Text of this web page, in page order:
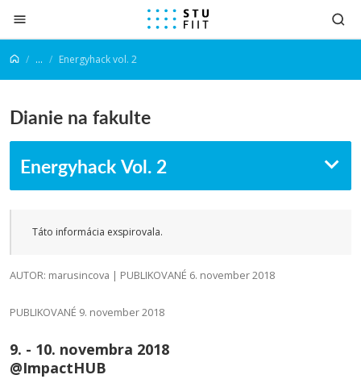
Prejsť na obsah
... Energyhack vol. 2
Dianie na fakulte
Energyhack Vol. 2
Táto informácia exspirovala.
AUTOR: marusincova | PUBLIKOVANÉ 6. november 2018
PUBLIKOVANÉ 9. november 2018
9. - 10. novembra 2018
@ImpactHUB